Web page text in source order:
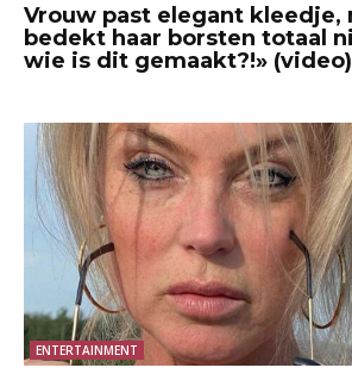
Vrouw past elegant kleedje,
bedekt haar borsten totaal
wie is dit gemaakt?!» (video)
ENTERTAINMENT